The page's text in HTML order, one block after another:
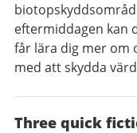
eftermiddagen kan
får lära dig mer om
med att skydda
Three quick